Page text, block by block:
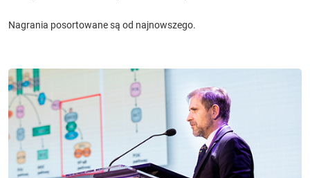
Nagrania posortowane są od najnowszego.